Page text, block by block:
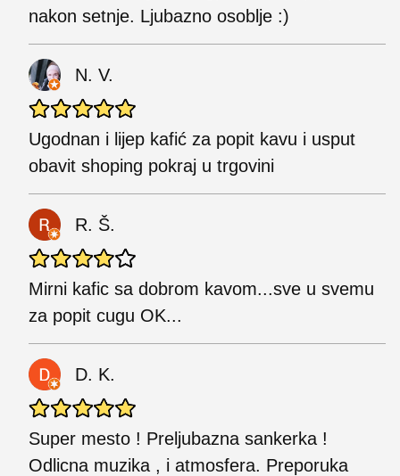
nakon setnje. Ljubazno osoblje :)
N. V.
Ugodnan i lijep kafić za popit kavu i usput
obavit shoping pokraj u trgovini
R. Š.
Mirni kafic sa dobrom kavom...sve u svemu
za popit cugu OK...
D. K.
Super mesto ! Preljubazna sankerka !
Odlicna muzika , i atmosfera. Preporuka